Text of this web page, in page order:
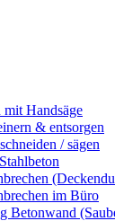
Handsäge
& entsorgen
/ sägen
im Büro
Betonwand